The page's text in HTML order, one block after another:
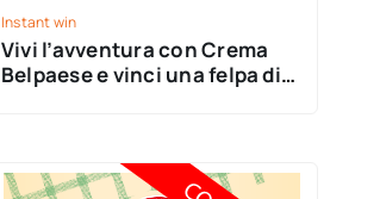
Instant win
Vivi l’avventura con Crema
Belpaese e vinci una felpa di